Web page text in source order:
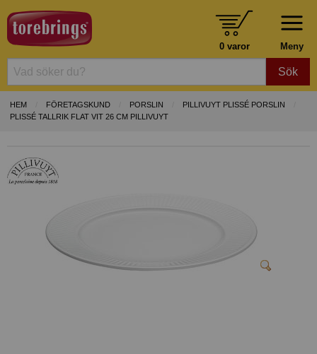
Meny
0 varor
Sök
HEM FÖRETAGSKUND PORSLIN
PILLIVUYT PLISSÉ PORSLIN
PLISSÉ TALLRIK FLAT VIT 26 CM PILLIVUYT